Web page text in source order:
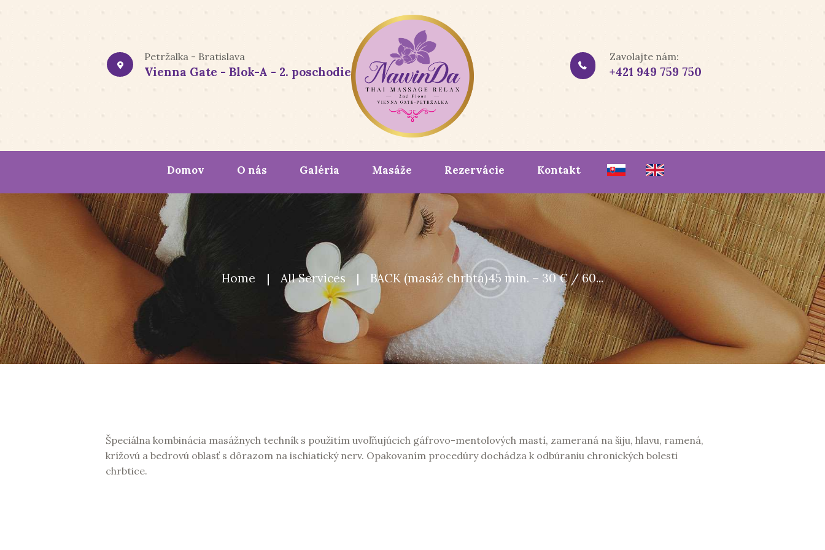
Petržalka - Bratislava
Vienna Gate - Blok-A - 2. poschodie
Zavolajte nám:
+421 949 759 750
Domov O nás Galéria Masáže Rezervácie Kontakt
Home All Services BACK (masáž chrbta)45 min. – 30 € / 60...
Špeciálna kombinácia masážnych techník s použitím uvoľňujúcich gáfrovo-mentolových mastí, zameraná na šiju, hlavu, ramená,
krížovú a bedrovú oblasť s dôrazom na ischiatický nerv. Opakovaním procedúry dochádza k odbúraniu chronických bolesti
chrbtice.